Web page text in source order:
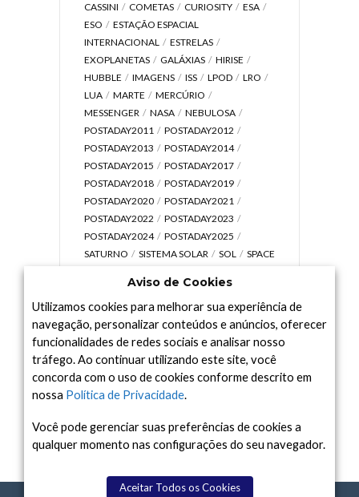
CASSINI
COMETAS CURIOSITY
ESA
ESO
ESTAÇÃO ESPACIAL
INTERNACIONAL
ESTRELAS
EXOPLANETAS
GALÁXIAS
HIRISE
HUBBLE
IMAGENS ISS LPOD
LRO
LUA
MARTE
MERCÚRIO
MESSENGER
NASA
NEBULOSA
POSTADAY2011
POSTADAY2012
POSTADAY2013
POSTADAY2014
POSTADAY2015
POSTADAY2017
POSTADAY2018
POSTADAY2019
POSTADAY2020
POSTADAY2021
POSTADAY2022
POSTADAY2023
POSTADAY2024
POSTADAY2025
SATURNO
SISTEMA SOLAR SOL
SPACE
UNIVERSO
VÍDEO
Arquivo
Arquivo
Aviso de Cookies
Utilizamos cookies para melhorar sua experiência de
navegação, personalizar conteúdos e anúncios, oferecer
funcionalidades de redes sociais e analisar nosso
tráfego. Ao continuar utilizando este site, você
concorda com o uso de cookies conforme descrito em
nossa Política de Privacidade.
Você pode gerenciar suas preferências de cookies a
qualquer momento nas configurações do seu navegador.
Aceitar Todos os Cookies